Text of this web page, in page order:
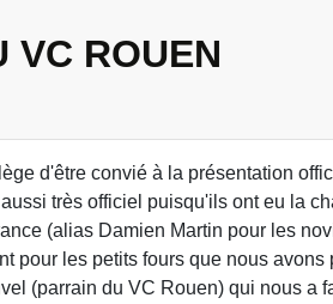
VC ROUEN
d'être convié à la présentation
très officiel puisqu'ils ont eu la
(alias Damien Martin pour les
pour les petits fours que nous avons
(parrain du VC Rouen) qui nous a